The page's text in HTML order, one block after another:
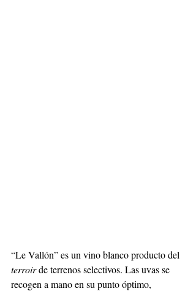
“Le Vallón” es un vino blanco producto del
terroir de terrenos selectivos. Las uvas se
recogen a mano en su punto óptimo,